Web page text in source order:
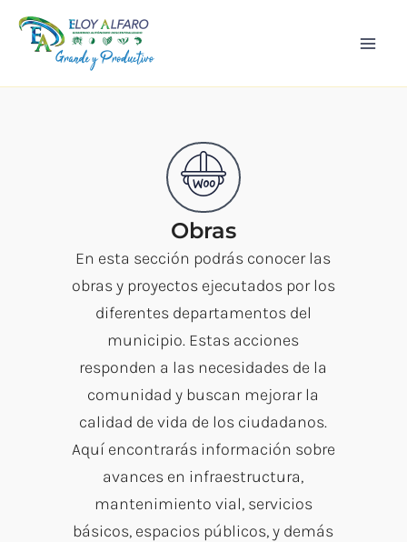
contenido
Obras
En esta sección podrás conocer las
obras y proyectos ejecutados por los
diferentes departamentos del
municipio. Estas acciones
responden a las necesidades de la
comunidad y buscan mejorar la
calidad de vida de los ciudadanos.
Aquí encontrarás información sobre
avances en infraestructura,
mantenimiento vial, servicios
básicos, espacios públicos, y demás